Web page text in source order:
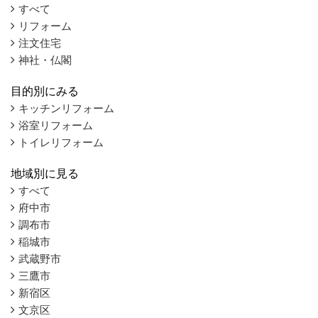
すべて
リフォーム
注文住宅
神社・仏閣
目的別にみる
キッチンリフォーム
浴室リフォーム
トイレリフォーム
地域別に見る
すべて
府中市
調布市
稲城市
武蔵野市
三鷹市
新宿区
文京区